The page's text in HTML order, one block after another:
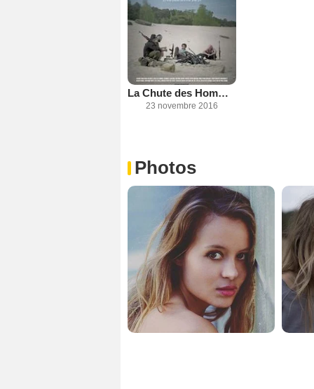
La Chute des Hommes
23 novembre 2016
Photos